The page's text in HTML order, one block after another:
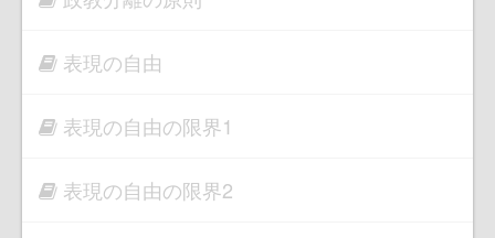
表現の自由
表現の自由の限界1
表現の自由の限界2